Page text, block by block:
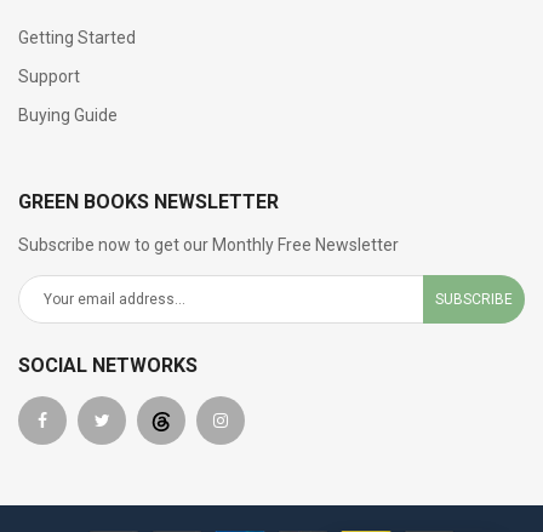
Getting Started
Support
Buying Guide
GREEN BOOKS NEWSLETTER
Subscribe now to get our Monthly Free Newsletter
SUBSCRIBE
SOCIAL NETWORKS